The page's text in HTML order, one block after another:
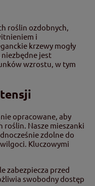
roślin ozdobnych,
i
krzewy mogły
jest
wzrostu, w tym
opracowane, aby
roślin. Nasze mieszanki
zdolne do
Kluczowymi
zabezpiecza przed
swobodny dostęp